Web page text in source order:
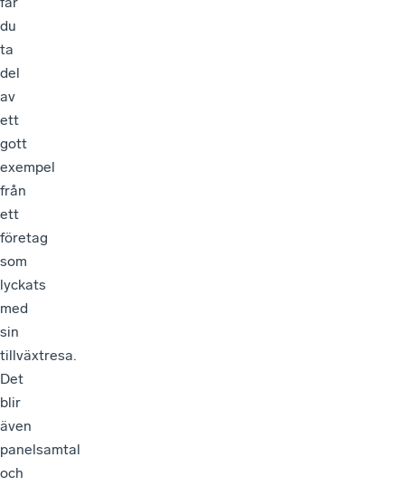
du
ta
del
av
ett
gott
exempel
från
ett
företag
som
lyckats
med
sin
tillväxtresa.
Det
blir
även
panelsamtal
och